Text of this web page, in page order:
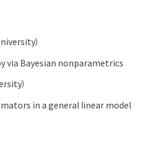
）
via Bayesian nonparametrics
）
in a general linear model